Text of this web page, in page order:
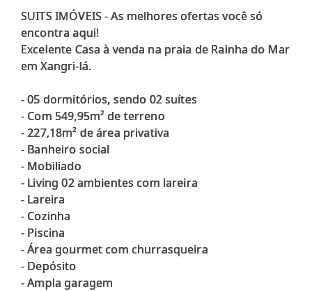
SUITS IMÓVEIS - As melhores ofertas você só
encontra aqui!
Excelente Casa à venda na praia de Rainha do Mar
em Xangri-lá.
- 05 dormitórios, sendo 02 suítes
- Com 549,95m² de terreno
- 227,18m² de área privativa
- Banheiro social
- Mobiliado
- Living 02 ambientes com lareira
- Lareira
- Cozinha
- Piscina
- Área gourmet com churrasqueira
- Depósito
- Ampla garagem